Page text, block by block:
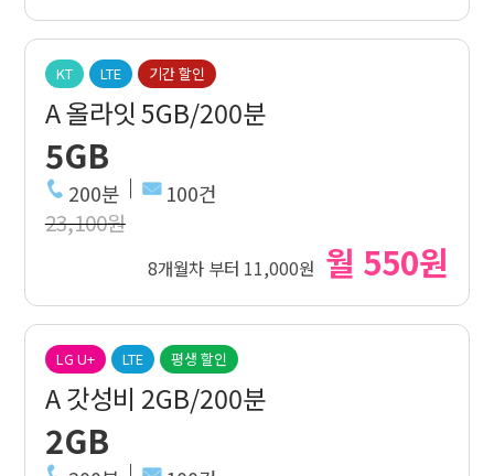
KT LTE 기간 할인
A 올라잇 5GB/200분
5GB
200분 100건
23,100원
8개월차 부터 11,000원 월 550원
LG U+ LTE 평생 할인
A 갓성비 2GB/200분
2GB